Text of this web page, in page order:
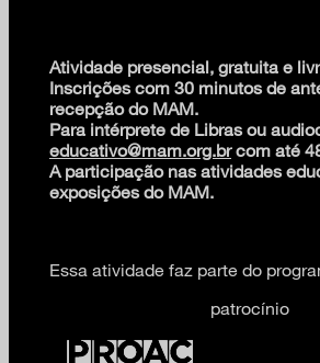
Atividade presencial, gratuita e
Inscrições com 30 minutos de
recepção do MAM.
Para intérprete de Libras ou
educativo@mam.org.brcom até
A participação nas atividades
exposições do MAM.
Essa atividade faz parte do
patrocínio